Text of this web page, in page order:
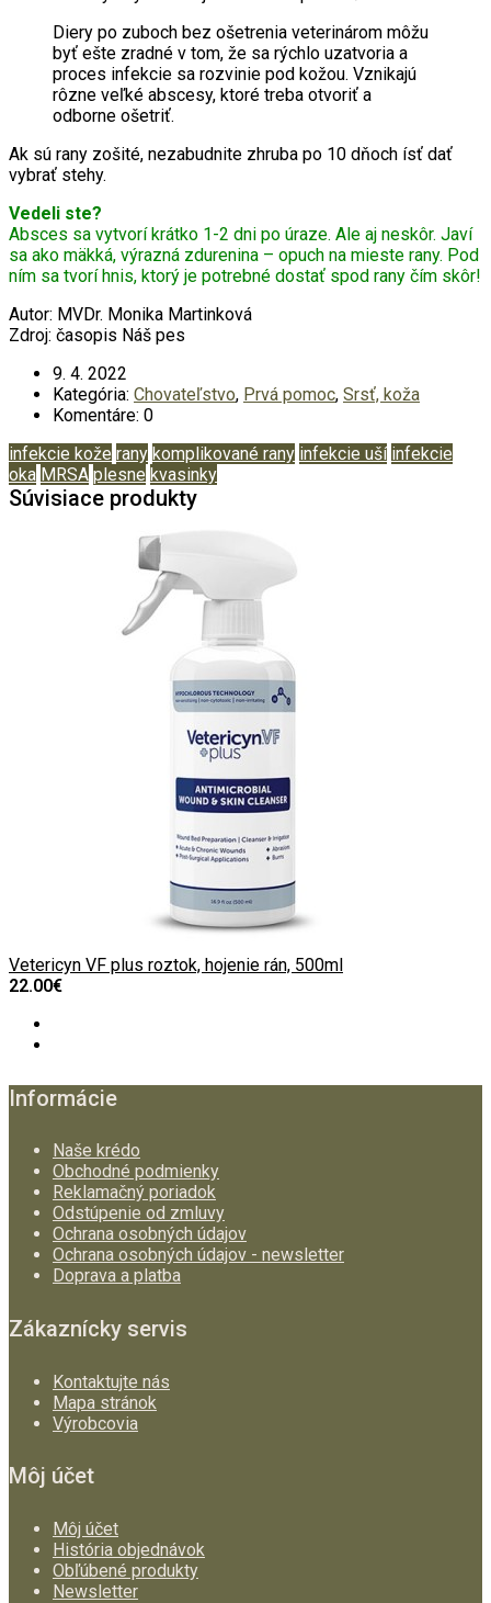
Diery po zuboch bez ošetrenia veterinárom môžu
byť ešte zradné v tom, že sa rýchlo uzatvoria a
proces infekcie sa rozvinie pod kožou. Vznikajú
rôzne veľké abscesy, ktoré treba otvoriť a
odborne ošetriť.
Ak sú rany zošité, nezabudnite zhruba po 10 dňoch ísť dať
vybrať stehy.
Vedeli ste?
Absces sa vytvorí krátko 1-2 dni po úraze. Ale aj neskôr. Javí
sa ako mäkká, výrazná zdurenina – opuch na mieste rany. Pod
ním sa tvorí hnis, ktorý je potrebné dostať spod rany čím skôr!
Autor: MVDr. Monika Martinková
Zdroj: časopis Náš pes
9. 4. 2022
Kategória: Chovateľstvo, Prvá pomoc, Srsť, koža
Komentáre: 0
infekcie kože rany komplikované rany infekcie uší infekcie
oka MRSA plesne kvasinky
Súvisiace produkty
Vetericyn VF plus roztok, hojenie rán, 500ml
22.00€
Informácie
Naše krédo
Obchodné podmienky
Reklamačný poriadok
Odstúpenie od zmluvy
Ochrana osobných údajov
Ochrana osobných údajov - newsletter
Doprava a platba
Zákaznícky servis
Kontaktujte nás
Mapa stránok
Výrobcovia
Môj účet
Môj účet
História objednávok
Obľúbené produkty
Newsletter